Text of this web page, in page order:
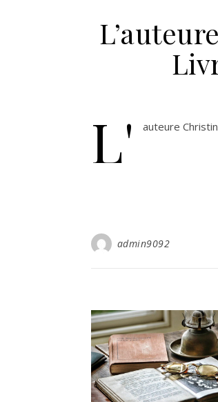
L' auteure
admin9092